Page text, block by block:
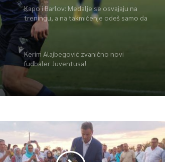
Kapo i Barlov: Medalje se osvajaju na
treningu, a na takmičenje odeš samo da
ih pokupiš
Kerim Alajbegović zvanično novi
fudbaler Juventusa!